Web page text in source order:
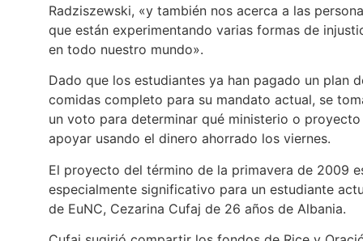
Radziszewski, «y también nos acerca a las
que están experimentando varias formas de
en todo nuestro mundo».
Dado que los estudiantes ya han pagado un plan
comidas completo para su mandato actual, se
un voto para determinar qué ministerio o proyecto
apoyar usando el dinero ahorrado los viernes.
El proyecto del término de la primavera de 2009
especialmente significativo para un estudiante
de EuNC, Cezarina Cufaj de 26 años de Albania.